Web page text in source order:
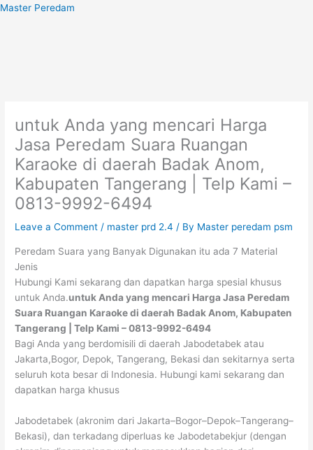
Skip
Master Peredam
untuk Anda yang mencari Harga
Jasa Peredam Suara Ruangan
Karaoke di daerah Badak Anom,
Kabupaten Tangerang | Telp Kami –
0813-9992-6494
Leave a Comment / master prd 2.4 / By Master peredam psm
Peredam Suara yang Banyak Digunakan itu ada 7 Material
Jenis
Hubungi Kami sekarang dan dapatkan harga spesial khusus
untuk Anda.untuk Anda yang mencari Harga Jasa Peredam
Suara Ruangan Karaoke di daerah Badak Anom, Kabupaten
Tangerang | Telp Kami – 0813-9992-6494
Bagi Anda yang berdomisili di daerah Jabodetabek atau
Jakarta,Bogor, Depok, Tangerang, Bekasi dan sekitarnya serta
seluruh kota besar di Indonesia. Hubungi kami sekarang dan
dapatkan harga khusus
Jabodetabek (akronim dari Jakarta–Bogor–Depok–Tangerang–
Bekasi), dan terkadang diperluas ke Jabodetabekjur (dengan